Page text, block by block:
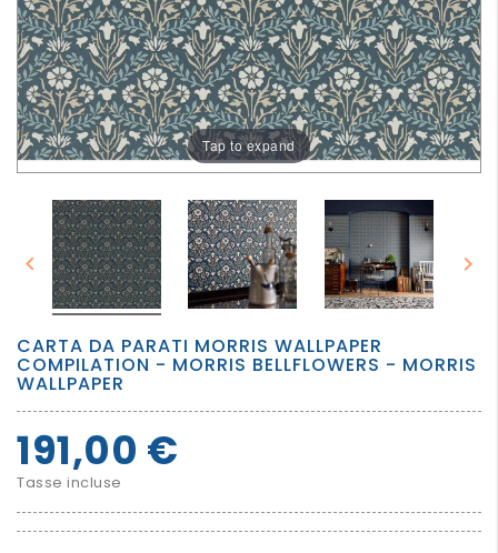
PER
I
PIU'
GRANDI
Tap to expand
 
CARTA DA PARATI MORRIS WALLPAPER
COMPILATION - MORRIS BELLFLOWERS - MORRIS
WALLPAPER
191,00 €
Tasse incluse